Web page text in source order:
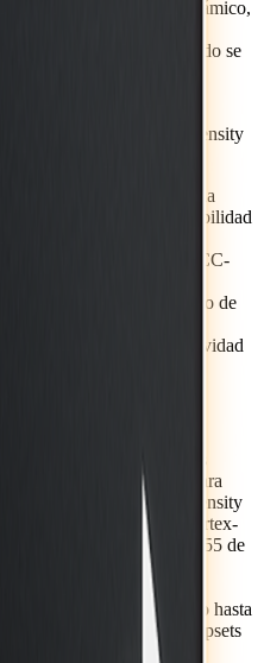
para un mayor rango dinámico,
fotos y videos. Esto
su calidad cuando se
un usuario a las redes
de Dimensity 7400 y Dimensity
plegables de doble pantalla
de equipos más flexibilidad
de portadoras 3CC (3CC-
un 20% menos de consumo de
tribanda para una conectividad
6000 de chipsets
de conectividad 5G para
en todo el mundo. El Dimensity
con 2 núcleos Arm Cortex-
6 núcleos Arm Cortex-A55 de
Arm Mali-G57 MC2.
de 6 nm de TSMC, el
súper eficiente, utilizando hasta
comparación con los chipsets